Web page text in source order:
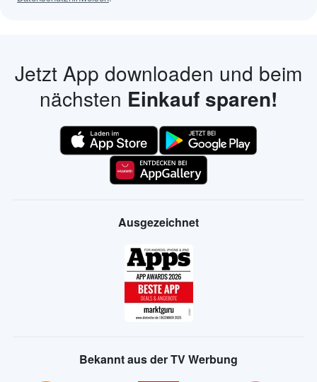
Jetzt App downloaden und beim
nächsten Einkauf sparen!
Ausgezeichnet
Bekannt aus der TV Werbung